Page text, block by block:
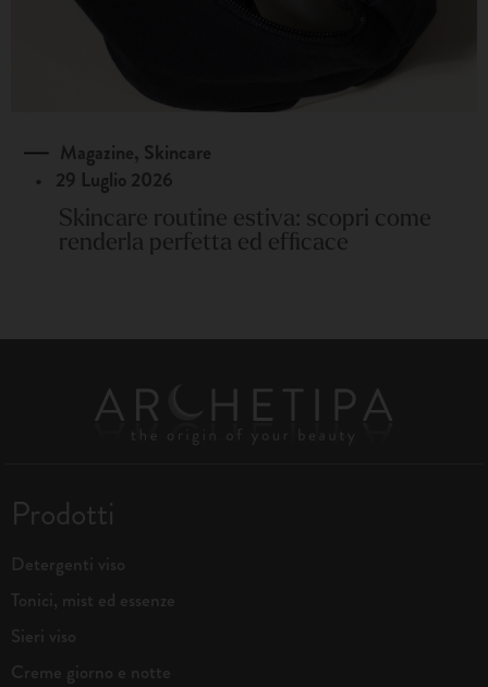
Magazine, Skincare
• 29 Luglio 2026
Skincare routine estiva: scopri come
renderla perfetta ed efficace
Prodotti
Detergenti viso
Tonici, mist ed essenze
Sieri viso
Creme giorno e notte